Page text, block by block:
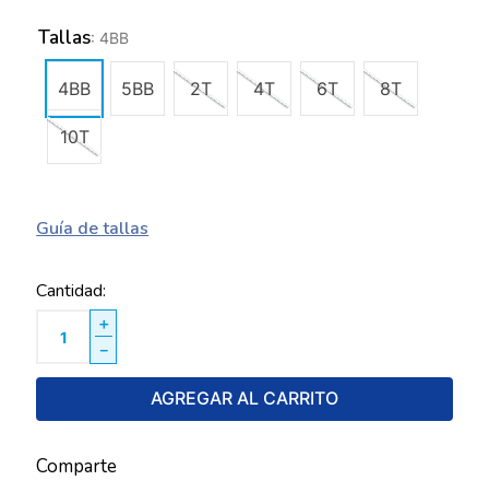
Tallas: 4BB
4BB 5BB 2T 4T 6T 8T
10T
Guía de tallas
Cantidad
＋
－
AGREGAR AL CARRITO
Comparte